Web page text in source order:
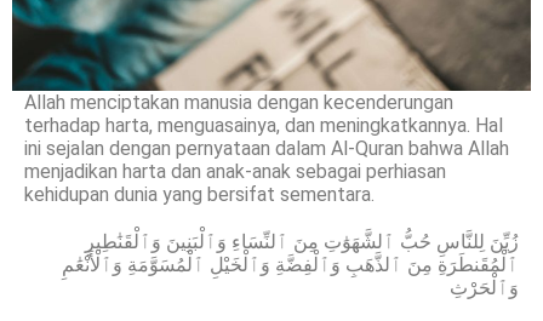
Allah menciptakan manusia dengan kecenderungan
terhadap harta, menguasainya, dan meningkatkannya. Hal
ini sejalan dengan pernyataan dalam Al-Quran bahwa Allah
menjadikan harta dan anak-anak sebagai perhiasan
kehidupan dunia yang bersifat sementara.
زُيِّنَ لِلنَّاسِ حُبُّ ٱلشَّهَوَٰتِ مِنَ ٱلنِّسَاءِ وَٱلْبَنِينَ وَٱلْقَنَٰطِيرِ
ٱلْمُقَنطَرَةِ مِنَ ٱلذَّهَبِ وَٱلْفِضَّةِ وَٱلْخَيْلِ ٱلْمُسَوَّمَةِ وَٱلْأَنْعَٰمِ
وَٱلْحَرْثِ